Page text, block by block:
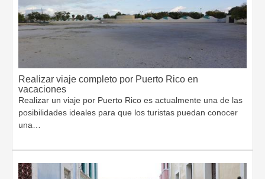
Realizar viaje completo por Puerto Rico en
vacaciones
Realizar un viaje por Puerto Rico es actualmente una de las
posibilidades ideales para que los turistas puedan conocer
una…